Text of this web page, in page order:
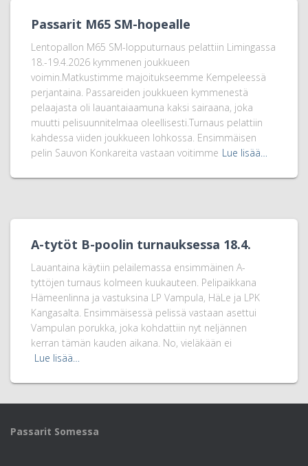
Passarit M65 SM-hopealle
Lentopallon M65 SM-lopputurnaus pelattiin Limingassa
18.-19.4.2026 kymmenen joukkueen
voimin.Matkustimme majoitukseemme Kempeleessä
perjantaina. Passareiden joukkueen kymmenestä
pelaajasta oli lauantaiaamuna kaksi sairaana, joka
muutti pelisuunnitelmaa oleellisesti.Turnaus pelattiin
kahdessa viiden joukkueen lohkossa. Ensimmäisen
pelin Sauvon Konkareita vastaan voitimme Lue lisää…
A-tytöt B-poolin turnauksessa 18.4.
Lauantaina käytiin pelailemassa ensimmäinen A-
tyttöjen turnaus kolmeen kuukauteen. Pelipaikkana
Hämeenlinna ja vastuksina LP Vampula, HäLe ja LPK
Kangasalta. Ensimmäisessä pelissä vastaan asettui
Vampulan porukka, joka kohdattiin nyt neljännen
kerran tämän kauden aikana. No, vieläkään ei
Lue lisää…
Passarit Somessa